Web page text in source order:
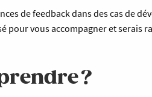
de feedback dans des cas de
pour vous accompagner et serais
?